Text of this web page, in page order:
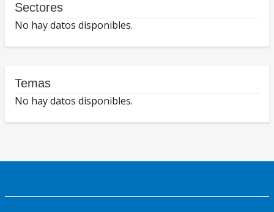
Sectores
No hay datos disponibles.
Temas
No hay datos disponibles.